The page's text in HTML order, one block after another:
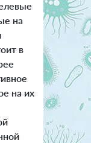
на
в
на их